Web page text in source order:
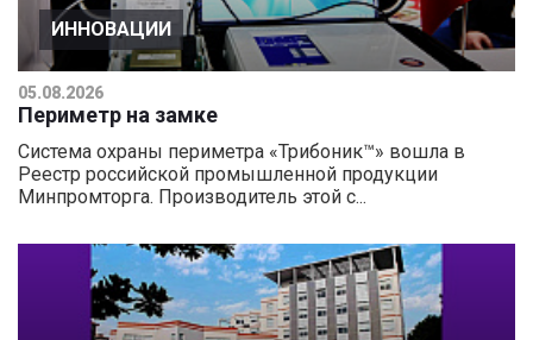
ИННОВАЦИИ
05.08.2026
Периметр на замке
Система охраны периметра «Трибоник™» вошла в
Реестр российской промышленной продукции
Минпромторга. Производитель этой с...